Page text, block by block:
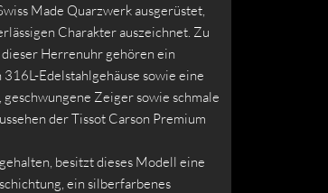
Made Quarzwerk ausgerüstet,
Charakter auszeichnet. Zu
Herrenuhr gehören ein
Edelstahlgehäuse sowie eine
geschwungene Zeiger sowie schmale
der Tissot Carson Premium
besitzt dieses Modell eine
ein silberfarbenes